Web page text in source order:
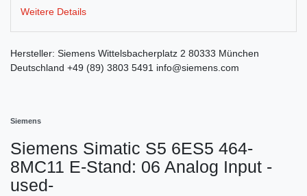
Weitere Details
Hersteller: Siemens Wittelsbacherplatz 2 80333 München
Deutschland +49 (89) 3803 5491 info@siemens.com
Siemens
Siemens Simatic S5 6ES5 464-
8MC11 E-Stand: 06 Analog Input -
used-